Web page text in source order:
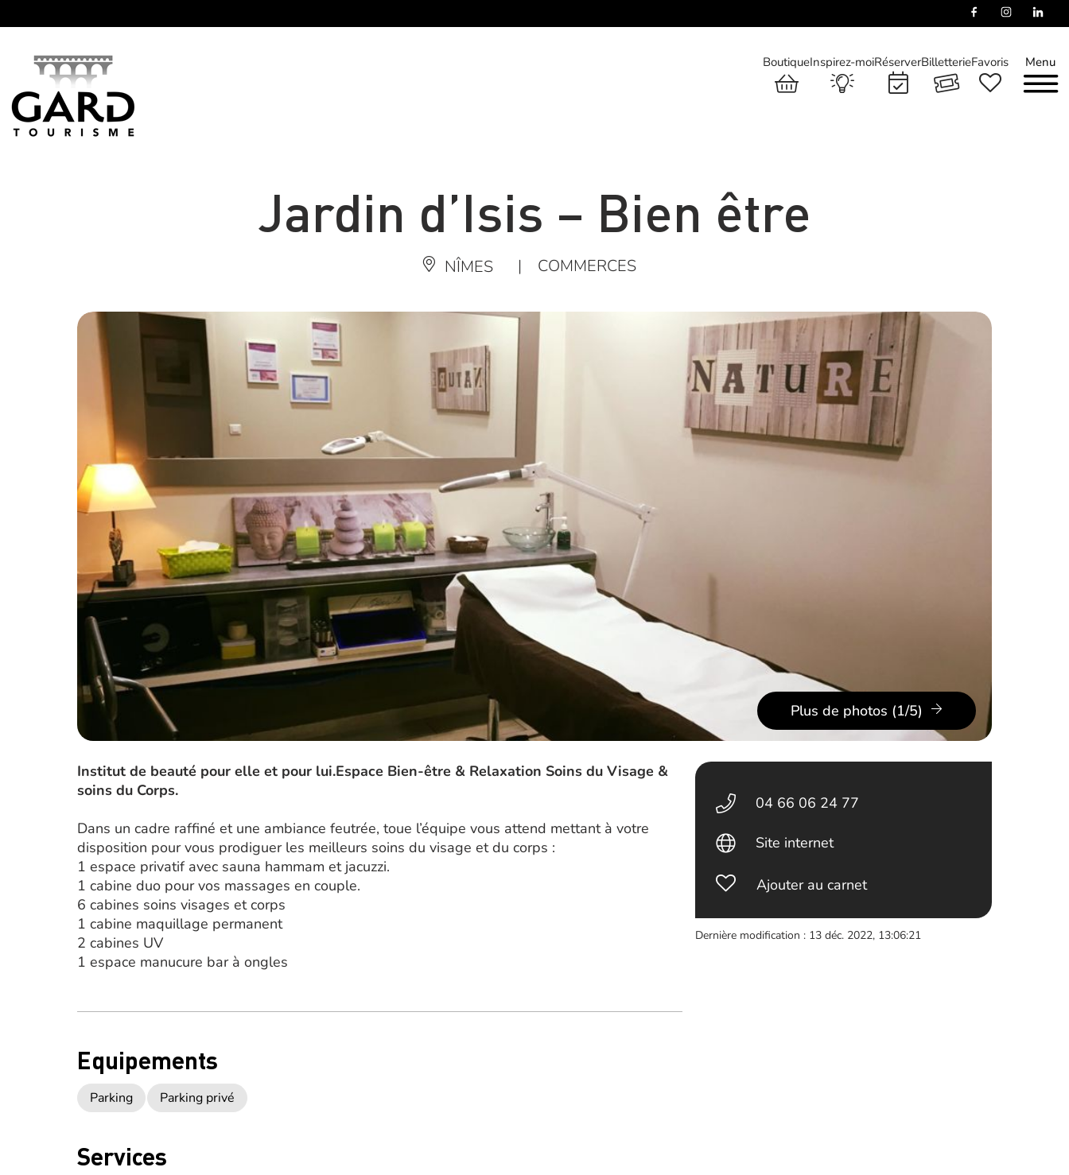
Menu
BoutiqueInspirez-moiRéserverBilletterieFavoris
Jardin d’Isis – Bien être
NÎMES | COMMERCES
Plus de photos (1/5)
Institut de beauté pour elle et pour lui.Espace Bien-être & Relaxation Soins du Visage &
soins du Corps.
Dans un cadre raffiné et une ambiance feutrée, toue l’équipe vous attend mettant à votre
disposition pour vous prodiguer les meilleurs soins du visage et du corps :
1 espace privatif avec sauna hammam et jacuzzi.
1 cabine duo pour vos massages en couple.
6 cabines soins visages et corps
1 cabine maquillage permanent
2 cabines UV
1 espace manucure bar à ongles
Equipements
Parking Parking privé
Services
04 66 06 24 77
Site internet
Ajouter au carnet
Dernière modification : 13 déc. 2022, 13:06:21